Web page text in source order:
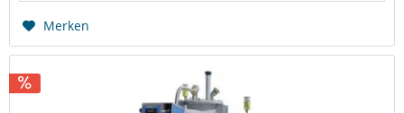
Merken